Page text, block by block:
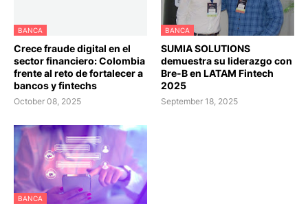
BANCA
Crece fraude digital en el
sector financiero: Colombia
frente al reto de fortalecer a
bancos y fintechs
October 08, 2025
BANCA
SUMIA SOLUTIONS
demuestra su liderazgo con
Bre-B en LATAM Fintech
2025
September 18, 2025
BANCA